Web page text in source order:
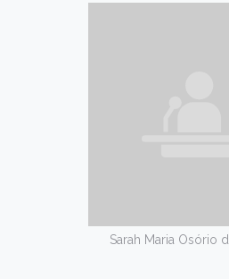
Sarah Maria Osório